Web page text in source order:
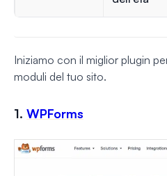
Iniziamo con il miglior plugin
moduli del tuo sito.
1. WPForms